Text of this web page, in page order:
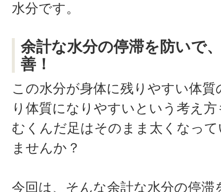
水分です。
余計な水分の停滞を防いで
善！
この水分が身体に残りやすい体
り体質になりやすいという考え
むくんだ足はそのまま太くなっ
ませんか？
今回は、そんな余計な水分の停